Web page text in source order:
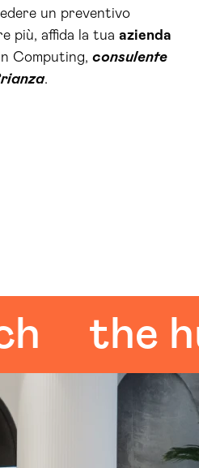
un preventivo
più, affida la tua azienda
Computing, consulente
.
the